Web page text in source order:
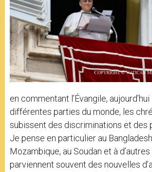
en commentant l’Évangile,
différentes parties du monde, les
subissent des discriminations et des
Je pense en particulier au
Mozambique, au Soudan et à d’autres
parviennent souvent des nouvelles